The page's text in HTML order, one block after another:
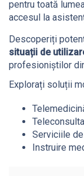
pentru toată
accesul la
Descoperiți
situații de
profesioniștilor
Explorați soluții
Serviciile
Instruire